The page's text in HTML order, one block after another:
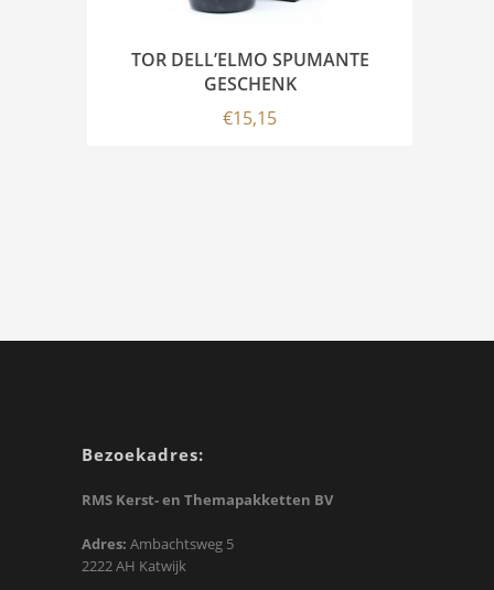
TOR DELL’ELMO SPUMANTE
GESCHENK
€15,15
Bezoekadres:
RMS Kerst- en Themapakketten BV
Adres: Ambachtsweg 5
2222 AH Katwijk